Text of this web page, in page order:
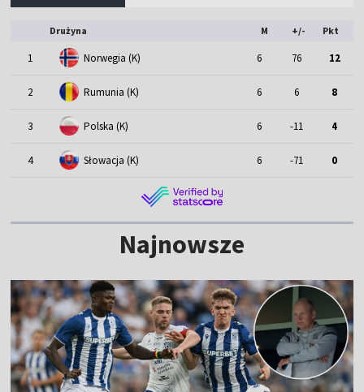
Drużyna M +/- Pkt
1 Norwegia (K) 6 76 12
2 Rumunia (K) 6 6 8
3 Polska (K) 6 -11 4
4 Słowacja (K) 6 -71 0
Najnowsze